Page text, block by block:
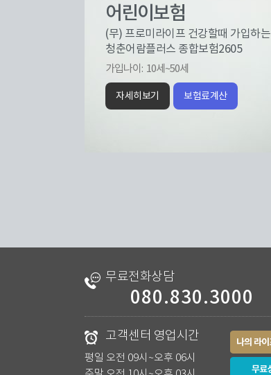
어린이보험
(무) 프로미라이프 건강할때 가입하는
청춘어람플러스 종합보험2605
가입나이: 10세~50세
자세히보기 보험료계산
무료전화상담
080.830.3000
고객센터 영업시간
평일 오전 09시~오후 06시
보험료 계산
운전자보험/상해보험
박**
암보험
유**